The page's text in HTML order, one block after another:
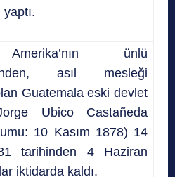
ünlü
asıl mesleği
Guatemala eski devlet
Ubico Castañeda
10 Kasım 1878) 14
tarihinden 4 Haziran
iktidarda kaldı.